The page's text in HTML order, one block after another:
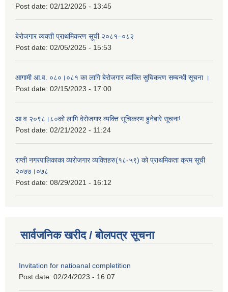
Post date: 02/12/2025 - 13:45
बेरोजगार व्यक्ती प्राथमिकरण सूची २०८१–०८२
Post date: 02/05/2025 - 15:53
आगामी आ.व. ०८०।०८१ का लागि बेरोजगार व्यक्ति सुचिकरण सम्बन्धी सूचना ।
Post date: 02/15/2023 - 17:00
आ.व २०९८।८०को लागि वेरोजगार व्यक्ति सूचिकरण हुनेबारे सूचना!
Post date: 02/21/2022 - 11:24
राप्ती नगरपालिकाका व्यरोजगार व्यक्तिहरु(१८-५९) को प्राथमिकता क्रम सूची
२०७७।०७८
Post date: 08/29/2021 - 16:12
सार्वजनिक खरीद / बोलपत्र सूचना
Invitation for natioanal completition
Post date: 02/24/2023 - 16:07